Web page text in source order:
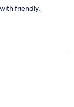
friendly,